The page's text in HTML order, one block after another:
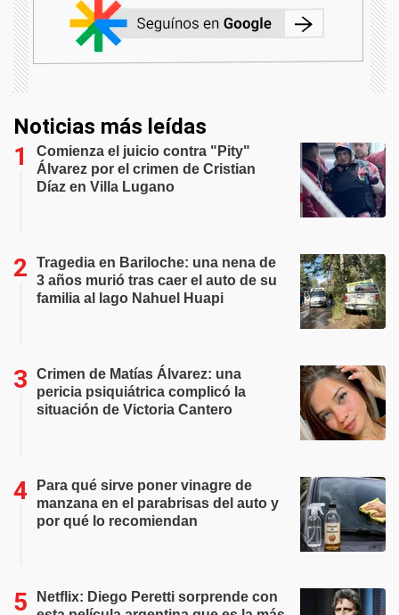
Noticias más leídas
Comienza el juicio contra "Pity"
Álvarez por el crimen de Cristian
Díaz en Villa Lugano
Tragedia en Bariloche: una nena de
3 años murió tras caer el auto de su
familia al lago Nahuel Huapi
Crimen de Matías Álvarez: una
pericia psiquiátrica complicó la
situación de Victoria Cantero
Para qué sirve poner vinagre de
manzana en el parabrisas del auto y
por qué lo recomiendan
Netflix: Diego Peretti sorprende con